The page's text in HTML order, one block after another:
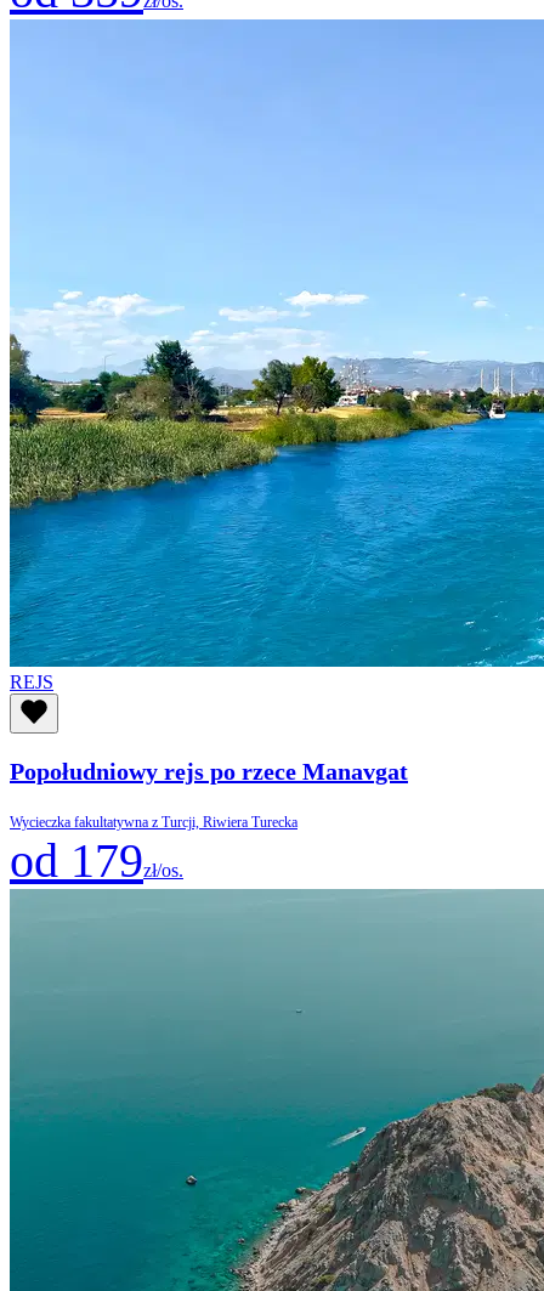
REJS
Popołudniowy rejs po rzece Manavgat
Wycieczka fakultatywna z Turcji, Riwiera Turecka
od 179zł/os.